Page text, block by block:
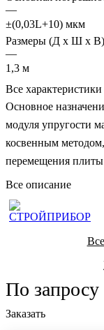
—
±(0,03L+10) мкм
Размеры (Д х Ш х В)
—
1,3 м
Все характеристики
Основное
модуля упругости
косвенным
перемещения
ударной силы.
ровной
Все описание
По запросу
Заказать